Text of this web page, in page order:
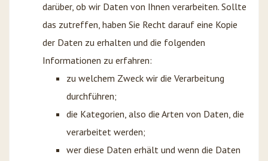
darüber, ob wir Daten von Ihnen verarbeiten. Sollte
das zutreffen, haben Sie Recht darauf eine Kopie
der Daten zu erhalten und die folgenden
Informationen zu erfahren:
zu welchem Zweck wir die Verarbeitung
durchführen;
die Kategorien, also die Arten von Daten, die
verarbeitet werden;
wer diese Daten erhält und wenn die Daten